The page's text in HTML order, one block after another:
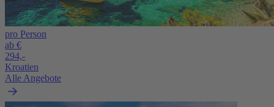
pro Person
ab €
294,-
Kroatien
Alle Angebote